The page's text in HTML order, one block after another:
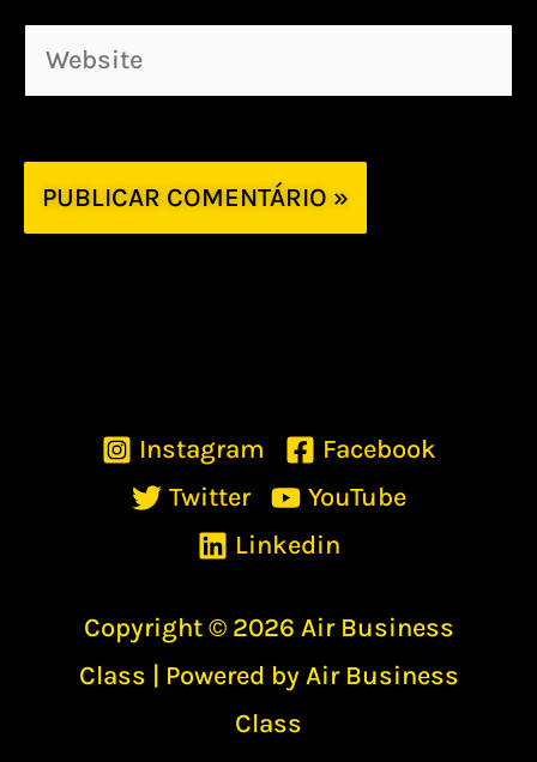
Website
Instagram
Facebook
Twitter
YouTube
Linkedin
Copyright © 2026 Air Business
Class | Powered by Air Business
Class